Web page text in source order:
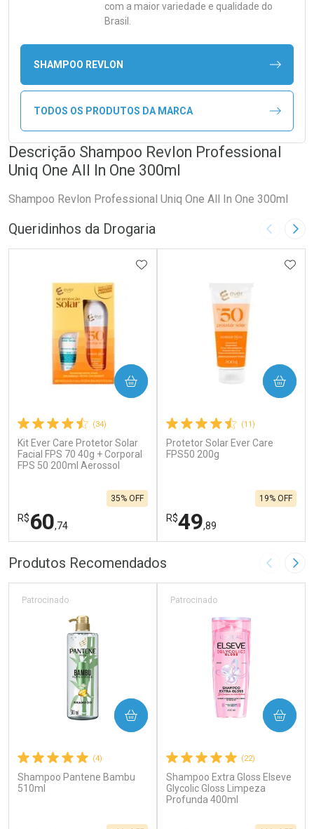
com a maior variedade e qualidade do
Brasil.
SHAMPOO REVLON
TODOS OS PRODUTOS DA MARCA
Descrição Shampoo Revlon Professional
Uniq One All In One 300ml
Shampoo Revlon Professional Uniq One All In One 300ml
Queridinhos da Drogaria Imagem
(34)
Kit Ever Care Protetor Solar
Facial FPS 70 40g + Corporal
FPS 50 200ml Aerossol
R$60,74
35% OFF
ADICIONAR AOS FAVORITOS
COMPRAR
FECHAR
Laboratório
Ativar Desconto
FECHAR
Por Menos
(11)
Protetor Solar Ever Care
FPS50 200g
R$49,89
19% OFF
COMPRAR
Laboratório
Ativar Desconto
Por Menos
Comprar sem Desconto
Produtos Recomendados Imagem
(4)
Shampoo Pantene Bambu
510ml
Patrocinado
COMPRAR
(22)
Shampoo Extra Gloss Elseve
Glycolic Gloss Limpeza
Profunda 400ml
Patrocinado
COMPRAR